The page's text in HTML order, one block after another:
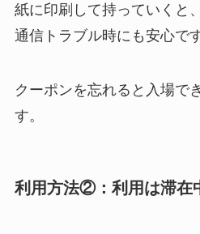
紙に印刷して持っていくと
通信トラブル時にも安心です
クーポンを忘れると入場で
す。
利用方法②：利用は滞在